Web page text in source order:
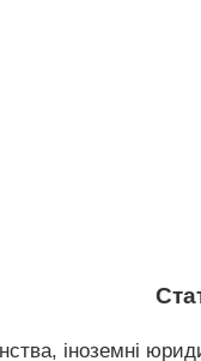
іноземні